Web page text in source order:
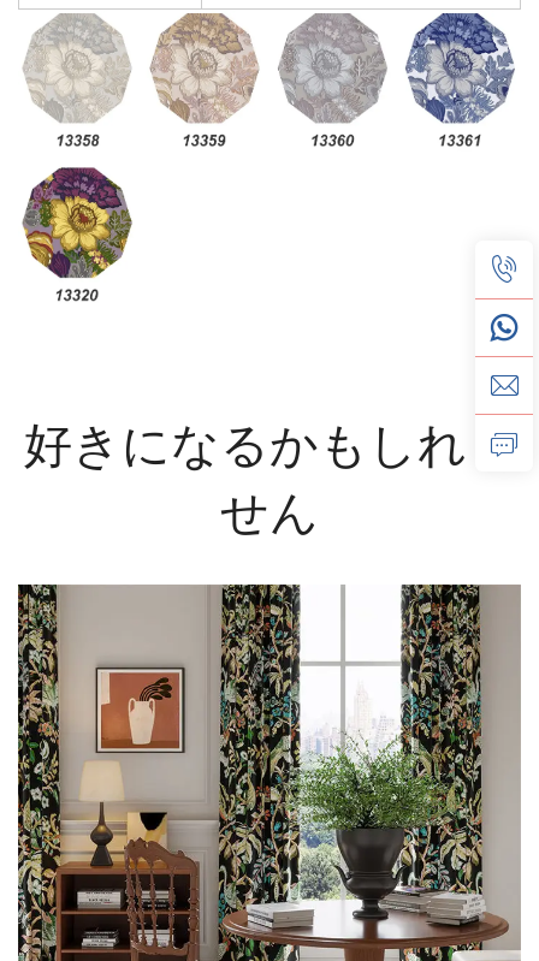
好きになるかもしれま
せん